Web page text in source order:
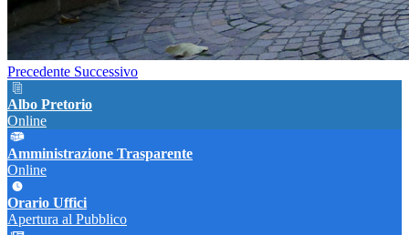
Precedente Successivo
Albo Pretorio
Online
Amministrazione Trasparente
Online
Orario Uffici
Apertura al Pubblico